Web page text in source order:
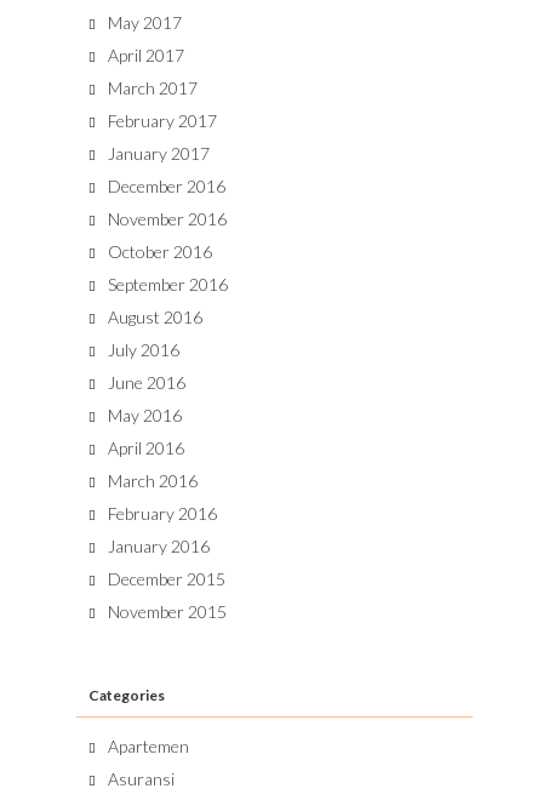
May 2017
April 2017
March 2017
February 2017
January 2017
December 2016
November 2016
October 2016
September 2016
August 2016
July 2016
June 2016
May 2016
April 2016
March 2016
February 2016
January 2016
December 2015
November 2015
Categories
Apartemen
Asuransi